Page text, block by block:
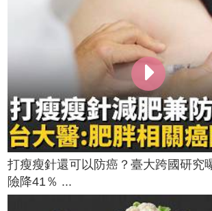
打瘦瘦針還可以防癌？臺大跨國研究
險降41％ ...